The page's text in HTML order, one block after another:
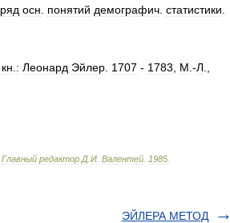
ряд осн понятий демографич статистики
кн : Леонард Эйлер 1707 - 1783 M .-Л
Главный редактор Д И Валентей 1985
ЭЙЛЕРА МЕТОД